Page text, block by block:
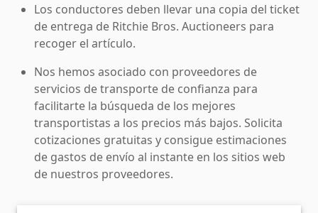
Los conductores deben llevar una copia del ticket
de entrega de Ritchie Bros. Auctioneers para
recoger el artículo.
Nos hemos asociado con proveedores de
servicios de transporte de confianza para
facilitarte la búsqueda de los mejores
transportistas a los precios más bajos. Solicita
cotizaciones gratuitas y consigue estimaciones
de gastos de envío al instante en los sitios web
de nuestros proveedores.